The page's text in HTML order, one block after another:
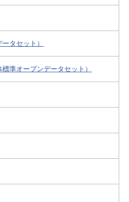
タセット）
準オープンデータセット）